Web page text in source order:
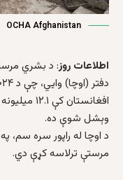
OCHA Afghanistan
اطلاعات روز: د بشري
وېشل شوې ده.
مرستې ترلاسه کړې دي.